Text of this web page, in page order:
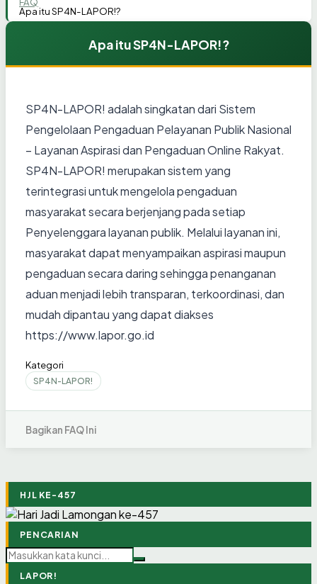
Apa itu SP4N-LAPOR!?
Apa itu SP4N-LAPOR!?
SP4N-LAPOR! adalah singkatan dari Sistem
Pengelolaan Pengaduan Pelayanan Publik Nasional
– Layanan Aspirasi dan Pengaduan Online Rakyat.
SP4N-LAPOR! merupakan sistem yang
terintegrasi untuk mengelola pengaduan
masyarakat secara berjenjang pada setiap
Penyelenggara layanan publik. Melalui layanan ini,
masyarakat dapat menyampaikan aspirasi maupun
pengaduan secara daring sehingga penanganan
aduan menjadi lebih transparan, terkoordinasi, dan
mudah dipantau yang dapat diakses
https://www.lapor.go.id
Kategori
SP4N-LAPOR!
Bagikan FAQ Ini
HJL KE-457
PENCARIAN
LAPOR!